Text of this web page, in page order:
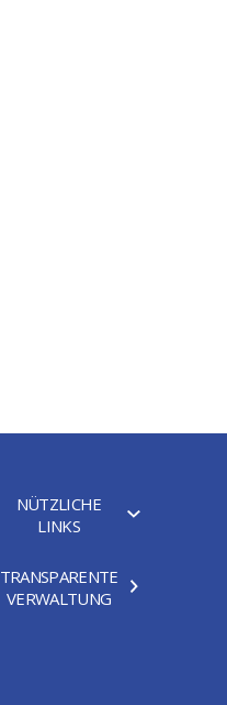
NÜTZLICHE
LINKS
TRANSPARENTE
VERWALTUNG